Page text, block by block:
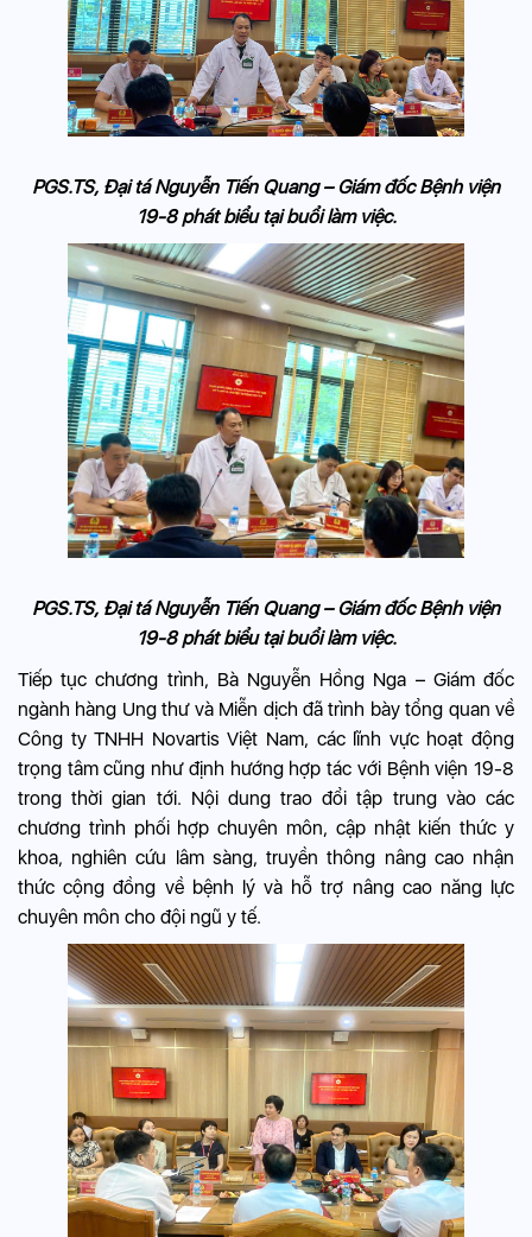
PGS.TS, Đại tá Nguyễn Tiến Quang – Giám đốc Bệnh viện
19-8 phát biểu tại buổi làm việc.
PGS.TS, Đại tá Nguyễn Tiến Quang – Giám đốc Bệnh viện
19-8 phát biểu tại buổi làm việc.
Tiếp tục chương trình, Bà Nguyễn Hồng Nga – Giám đốc
ngành hàng Ung thư và Miễn dịch đã trình bày tổng quan về
Công ty TNHH Novartis Việt Nam, các lĩnh vực hoạt động
trọng tâm cũng như định hướng hợp tác với Bệnh viện 19-8
trong thời gian tới. Nội dung trao đổi tập trung vào các
chương trình phối hợp chuyên môn, cập nhật kiến thức y
khoa, nghiên cứu lâm sàng, truyền thông nâng cao nhận
thức cộng đồng về bệnh lý và hỗ trợ nâng cao năng lực
chuyên môn cho đội ngũ y tế.